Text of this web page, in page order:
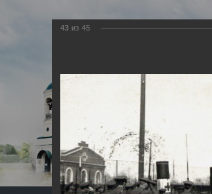
43 из 45